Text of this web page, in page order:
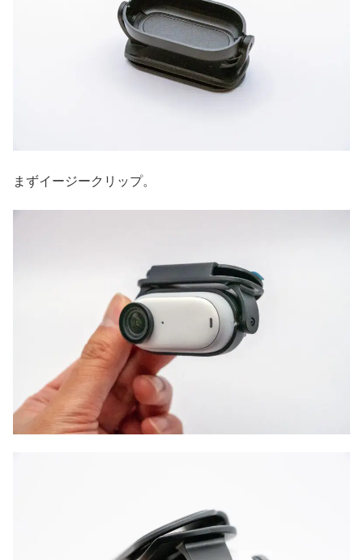
まずイージークリップ。